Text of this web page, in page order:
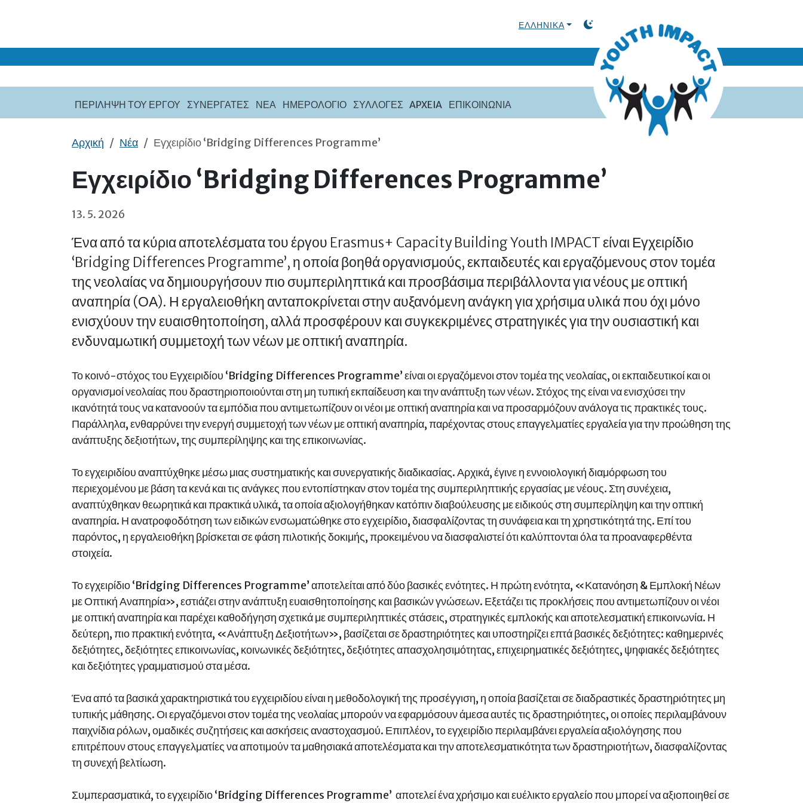
ΕΛΛΗΝΙΚΆ
TOGGLE DARK MODE
ΠΕΡΙΛΗΨΗ ΤΟΥ ΕΡΓΟΥ ΣΥΝΕΡΓΑΤΕΣ ΝΈΑ ΗΜΕΡΟΛΟΓΙΟ ΣΥΛΛΟΓΈΣ APXEIA ΕΠΙΚΟΙΝΩΝΙΑ
Αρχική Νέα Εγχειρίδιο ‘Bridging Differences Programme’
Εγχειρίδιο ‘Bridging Differences Programme’
13. 5. 2026
Ένα από τα κύρια αποτελέσματα του έργου Erasmus+ Capacity Building Youth IMPACT είναι Εγχειρίδιο
‘Bridging Differences Programme’, η οποία βοηθά οργανισμούς, εκπαιδευτές και εργαζόμενους στον τομέα
της νεολαίας να δημιουργήσουν πιο συμπεριληπτικά και προσβάσιμα περιβάλλοντα για νέους με οπτική
αναπηρία (ΟΑ). Η εργαλειοθήκη ανταποκρίνεται στην αυξανόμενη ανάγκη για χρήσιμα υλικά που όχι μόνο
ενισχύουν την ευαισθητοποίηση, αλλά προσφέρουν και συγκεκριμένες στρατηγικές για την ουσιαστική και
ενδυναμωτική συμμετοχή των νέων με οπτική αναπηρία.
Το κοινό-στόχος του Εγχειριδίου ‘Bridging Differences Programme’ είναι οι εργαζόμενοι στον τομέα της νεολαίας, οι εκπαιδευτικοί και οι
οργανισμοί νεολαίας που δραστηριοποιούνται στη μη τυπική εκπαίδευση και την ανάπτυξη των νέων. Στόχος της είναι να ενισχύσει την
ικανότητά τους να κατανοούν τα εμπόδια που αντιμετωπίζουν οι νέοι με οπτική αναπηρία και να προσαρμόζουν ανάλογα τις πρακτικές τους.
Παράλληλα, ενθαρρύνει την ενεργή συμμετοχή των νέων με οπτική αναπηρία, παρέχοντας στους επαγγελματίες εργαλεία για την προώθηση της
ανάπτυξης δεξιοτήτων, της συμπερίληψης και της επικοινωνίας.
Το εγχειριδίου αναπτύχθηκε μέσω μιας συστηματικής και συνεργατικής διαδικασίας. Αρχικά, έγινε η εννοιολογική διαμόρφωση του
περιεχομένου με βάση τα κενά και τις ανάγκες που εντοπίστηκαν στον τομέα της συμπεριληπτικής εργασίας με νέους. Στη συνέχεια,
αναπτύχθηκαν θεωρητικά και πρακτικά υλικά, τα οποία αξιολογήθηκαν κατόπιν διαβούλευσης με ειδικούς στη συμπερίληψη και την οπτική
αναπηρία. Η ανατροφοδότηση των ειδικών ενσωματώθηκε στο εγχειρίδιο, διασφαλίζοντας τη συνάφεια και τη χρηστικότητά της. Επί του
παρόντος, η εργαλειοθήκη βρίσκεται σε φάση πιλοτικής δοκιμής, προκειμένου να διασφαλιστεί ότι καλύπτονται όλα τα προαναφερθέντα
στοιχεία.
Το εγχειρίδιο ‘Bridging Differences Programme’ αποτελείται από δύο βασικές ενότητες. Η πρώτη ενότητα, «Κατανόηση & Εμπλοκή Νέων
με Οπτική Αναπηρία», εστιάζει στην ανάπτυξη ευαισθητοποίησης και βασικών γνώσεων. Εξετάζει τις προκλήσεις που αντιμετωπίζουν οι νέοι
με οπτική αναπηρία και παρέχει καθοδήγηση σχετικά με συμπεριληπτικές στάσεις, στρατηγικές εμπλοκής και αποτελεσματική επικοινωνία. Η
δεύτερη, πιο πρακτική ενότητα, «Ανάπτυξη Δεξιοτήτων», βασίζεται σε δραστηριότητες και υποστηρίζει επτά βασικές δεξιότητες: καθημερινές
δεξιότητες, δεξιότητες επικοινωνίας, κοινωνικές δεξιότητες, δεξιότητες απασχολησιμότητας, επιχειρηματικές δεξιότητες, ψηφιακές δεξιότητες
και δεξιότητες γραμματισμού στα μέσα.
Ένα από τα βασικά χαρακτηριστικά του εγχειριδίου είναι η μεθοδολογική της προσέγγιση, η οποία βασίζεται σε διαδραστικές δραστηριότητες μη
τυπικής μάθησης. Οι εργαζόμενοι στον τομέα της νεολαίας μπορούν να εφαρμόσουν άμεσα αυτές τις δραστηριότητες, οι οποίες περιλαμβάνουν
παιχνίδια ρόλων, ομαδικές συζητήσεις και ασκήσεις αναστοχασμού. Επιπλέον, το εγχειρίδιο περιλαμβάνει εργαλεία αξιολόγησης που
επιτρέπουν στους επαγγελματίες να αποτιμούν τα μαθησιακά αποτελέσματα και την αποτελεσματικότητα των δραστηριοτήτων, διασφαλίζοντας
τη συνεχή βελτίωση.
Συμπερασματικά, το εγχειρίδιο ‘Bridging Differences Programme’ αποτελεί ένα χρήσιμο και ευέλικτο εργαλείο που μπορεί να αξιοποιηθεί σε